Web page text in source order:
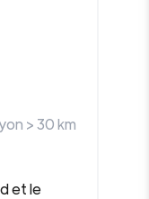
>30km
et le